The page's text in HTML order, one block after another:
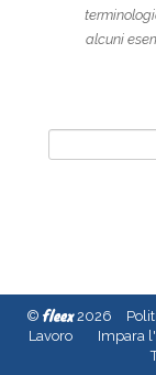
alcuni
© fleex2026
Lavoro
Impara